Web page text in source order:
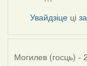
Увайдзіце ці
Могилев (госць) -